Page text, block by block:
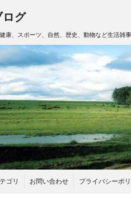
ログ
康、スポーツ、自然、歴史、動物など生活雑
ゴリ お問い合わせ プライバシーポ